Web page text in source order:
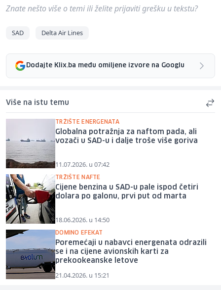
Znate nešto više o temi ili želite prijaviti grešku u tekstu?
SAD Delta Air Lines
Dodajte Klix.ba među omiljene izvore na Googlu
Više na istu temu
TRŽIŠTE ENERGENATA
Globalna potražnja za naftom pada, ali
vozači u SAD-u i dalje troše više goriva
11.07.2026. u 07:42
TRŽIŠTE NAFTE
Cijene benzina u SAD-u pale ispod četiri
dolara po galonu, prvi put od marta
18.06.2026. u 14:50
DOMINO EFEKAT
Poremećaji u nabavci energenata odrazili
se i na cijene avionskih karti za
prekookeanske letove
21.04.2026. u 15:21